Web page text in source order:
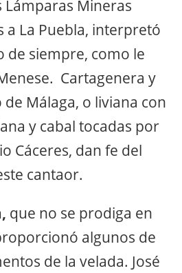
Lámparas Mineras
La Puebla, interpretó
de siempre, como le
Cartagenera y
Málaga, o liviana con
y cabal tocadas por
Cáceres, dan fe del
cantaor.
que no se prodiga en
algunos de
de la velada. José